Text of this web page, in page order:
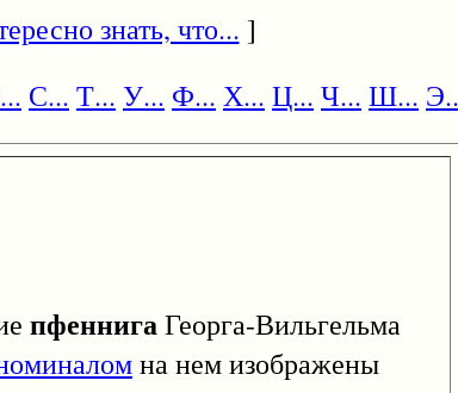
знать, что... ]
С... Т... У... Ф... Х... Ц... Ч... Ш...
пфеннигаГеорга-Вильгельма
на нем изображены